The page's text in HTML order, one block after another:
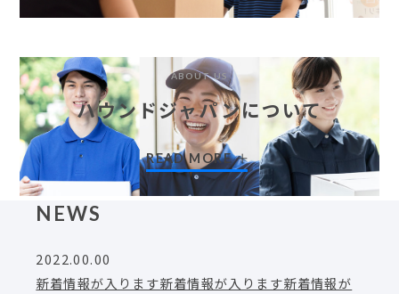
ABOUT US
ハウンドジャパンについて
READ MORE
NEWS
2022.00.00
新着情報が入ります新着情報が入ります新着情報が